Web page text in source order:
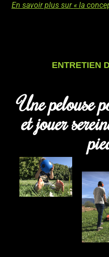
En savoir plus sur« la
ENTRETIEN
Une pelouse
et jouer